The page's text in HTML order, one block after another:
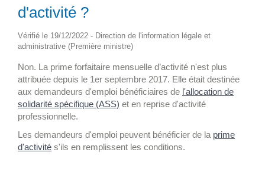
d'activité ?
Vérifié le 19/12/2022 - Direction de l'information légale et
administrative (Première ministre)
Non. La prime forfaitaire mensuelle d’activité n'est plus
attribuée depuis le 1er septembre 2017. Elle était destinée
aux demandeurs d'emploi bénéficiaires de l'allocation de
solidarité spécifique (ASS) et en reprise d'activité
professionnelle.
Les demandeurs d'emploi peuvent bénéficier de la prime
d'activité s'ils en remplissent les conditions.